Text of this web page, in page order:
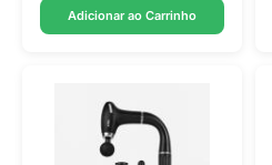
Adicionar ao Carrinho